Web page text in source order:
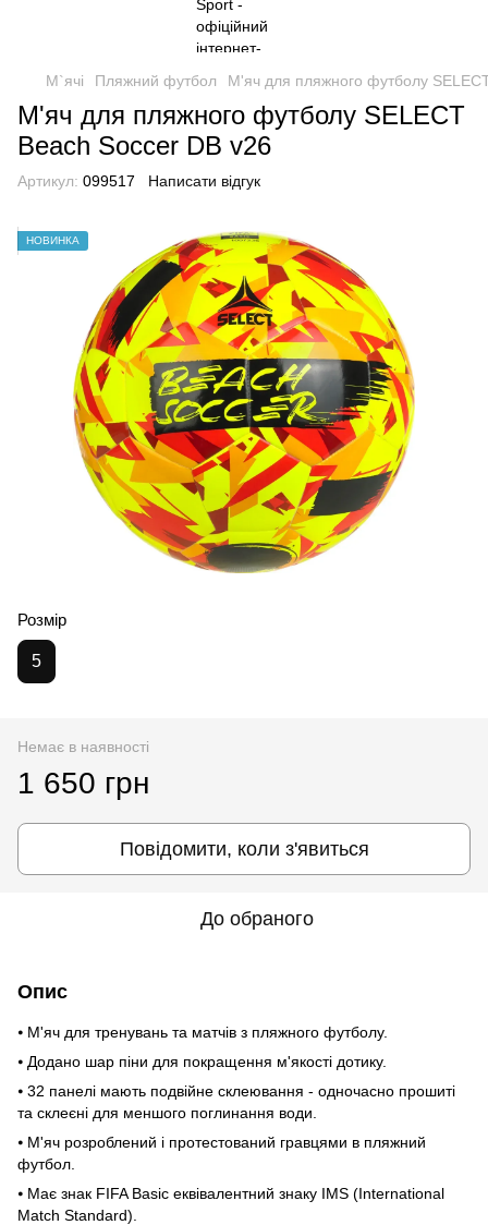
М`ячі Пляжний футбол М'яч для пляжного футболу
М'яч для пляжного футболу SELECT
Beach Soccer DB v26
Артикул: 099517 Написати відгук
НОВИНКА
Розмір
5
Немає в наявності
1 650 грн
Повідомити, коли з'явиться
До обраного
Опис
⦁ М'яч для тренувань та матчів з пляжного футболу.
⦁ Додано шар піни для покращення м'якості дотику.
⦁ 32 панелі мають подвійне склеювання - одночасно прошиті
та склеєні для меншого поглинання води.
⦁ М'яч розроблений і протестований гравцями в пляжний
футбол.
⦁ Має знак FIFA Basic еквівалентний знаку IMS (International
Match Standard).